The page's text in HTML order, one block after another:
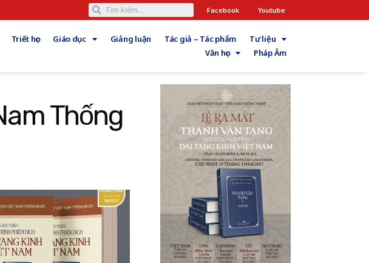
Facebook Youtube
Triết học Giáo dục Giảng luận Tác giả – Tác phẩm
Tư liệu
Văn học
Pháp Âm
Thống